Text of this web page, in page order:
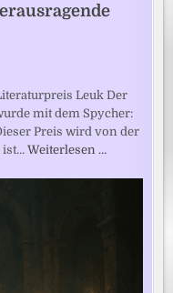
Leuk Der
mit dem Spycher:
Preis wird von der
ist…Weiterlesen …